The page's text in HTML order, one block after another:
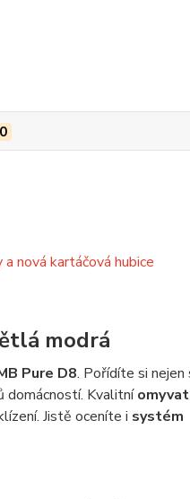
0
nová kartáčová hubice
modrá
Pure D8. Pořídíte si
domácností. Kvalitní
Jistě oceníte i systém